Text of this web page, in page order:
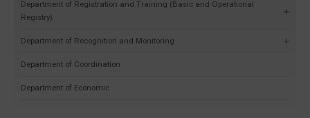
Department of Registration and Training (Basic and Operational
Registry)
Department of Recognition and Monitoring
Department of Coordination
Department of Economic